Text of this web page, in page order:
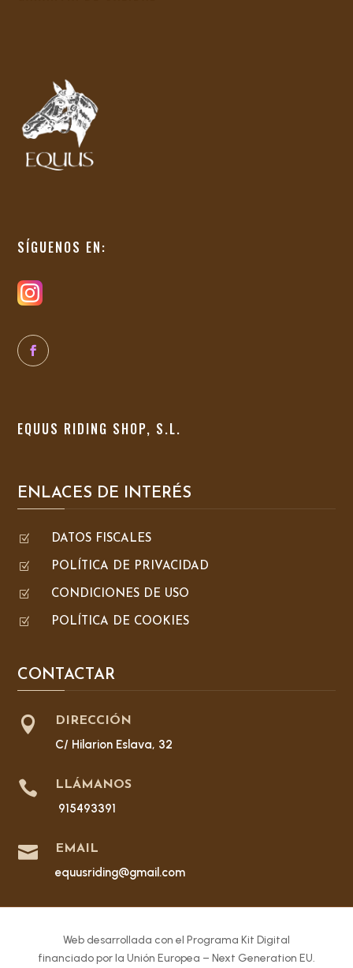
SÍGUENOS EN:
EQUUS RIDING SHOP, S.L.
ENLACES DE INTERÉS
Z DATOS FISCALES
Z POLÍTICA DE PRIVACIDAD
Z CONDICIONES DE USO
Z POLÍTICA DE COOKIES
CONTACTAR
 DIRECCIÓN
C/ Hilarion Eslava, 32
 LLÁMANOS
915493391
 EMAIL
equusriding@gmail.com
Web desarrollada con el Programa Kit Digital
financiado por la Unión Europea – Next Generation EU.